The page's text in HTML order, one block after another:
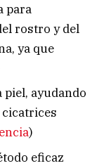
para
rostro y del
ya que
ayudando
)
eficaz